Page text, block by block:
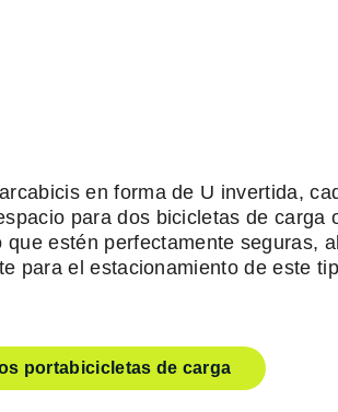
en forma de U invertida,
para dos bicicletas de
que estén perfectamente seguras,
para el estacionamiento de este
portabicicletas de carga